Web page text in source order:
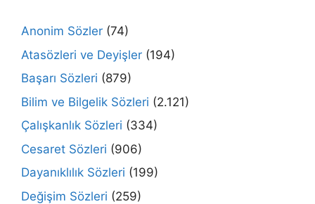
Anonim Sözler (74)
Atasözleri ve Deyişler (194)
Başarı Sözleri (879)
Bilim ve Bilgelik Sözleri (2.121)
Çalışkanlık Sözleri (334)
Cesaret Sözleri (906)
Dayanıklılık Sözleri (199)
Değişim Sözleri (259)